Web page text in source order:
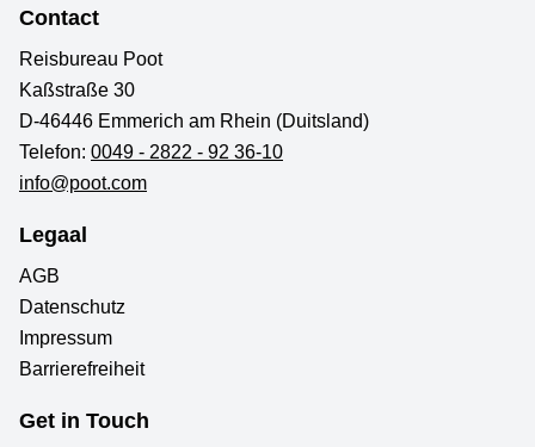
Contact
Reisbureau Poot
Kaßstraße 30
D-46446 Emmerich am Rhein (Duitsland)
Telefon: 0049 - 2822 - 92 36-10
info@poot.com
Legaal
AGB
Datenschutz
Impressum
Barrierefreiheit
Get in Touch